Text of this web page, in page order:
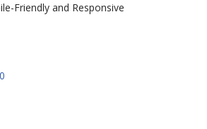
Friendly and Responsive